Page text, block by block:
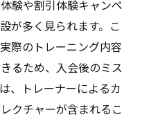
験や割引体験キャンペ
が多く見られます。こ
際のトレーニング内容
るため、入会後のミス
、トレーナーによるカ
クチャーが含まれるこ